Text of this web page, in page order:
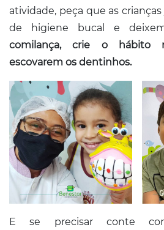
atividade, peça que as
de higiene bucal e
comilança, crie o hábito
escovarem os dentinhos.
E se precisar conte